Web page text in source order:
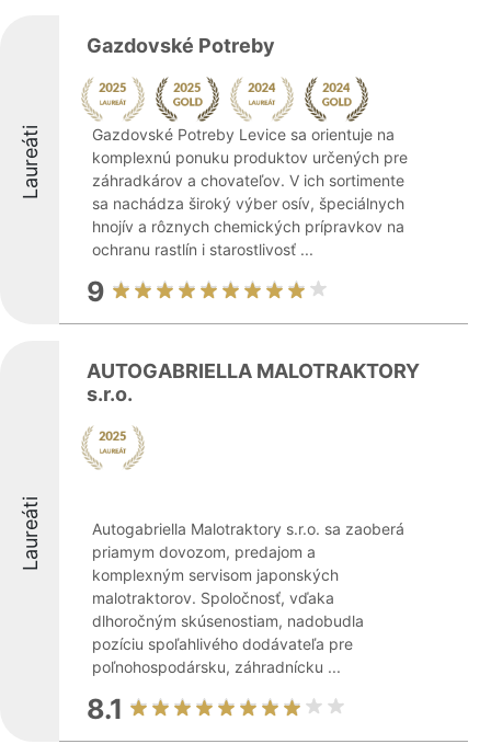
Laureáti
Gazdovské Potreby
Gazdovské Potreby Levice sa orientuje na
komplexnú ponuku produktov určených pre
záhradkárov a chovateľov. V ich sortimente
sa nachádza široký výber osív, špeciálnych
hnojív a rôznych chemických prípravkov na
ochranu rastlín i starostlivosť ...
9
Laureáti
AUTOGABRIELLA MALOTRAKTORY
s.r.o.
Autogabriella Malotraktory s.r.o. sa zaoberá
priamym dovozom, predajom a
komplexným servisom japonských
malotraktorov. Spoločnosť, vďaka
dlhoročným skúsenostiam, nadobudla
pozíciu spoľahlivého dodávateľa pre
poľnohospodársku, záhradnícku ...
8.1